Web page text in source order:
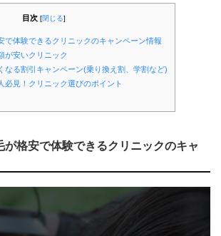
目次 [閉じる]
で体験できるクリニックのキャンペーン情報
が安いクリニック
なる割引キャンペーン(乗り換え割、学割など)
必見！クリニック選びのポイント
が格安で体験できるクリニックのキャ